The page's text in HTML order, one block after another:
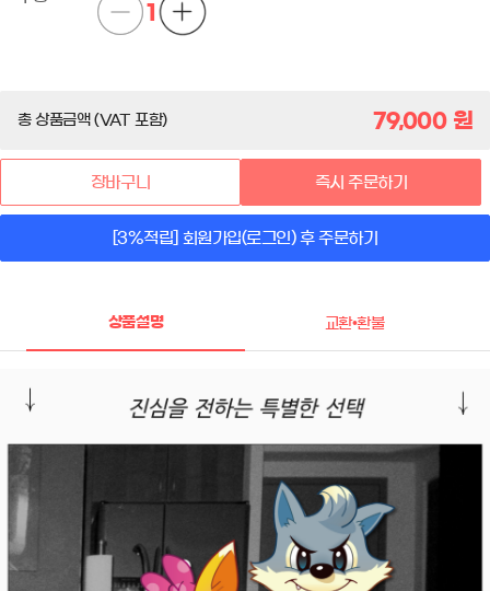
1
총 상품금액 (VAT 포함) 79,000원
장바구니 즉시 주문하기
[3%적립] 회원가입(로그인) 후 주문하기
상품설명 교환•환불